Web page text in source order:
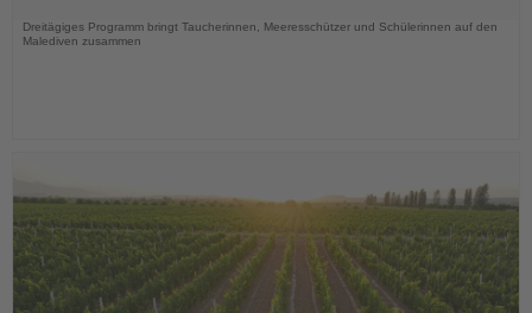
Dreitägiges Programm bringt Taucherinnen, Meeresschützer und Schülerinnen auf den
Malediven zusammen